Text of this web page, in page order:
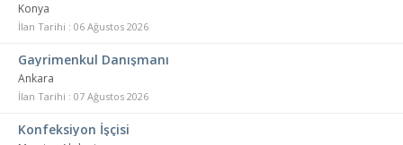
Konya
İlan Tarihi : 06 Ağustos 2026
Gayrimenkul Danışmanı
Ankara
İlan Tarihi : 07 Ağustos 2026
Konfeksiyon İşçisi